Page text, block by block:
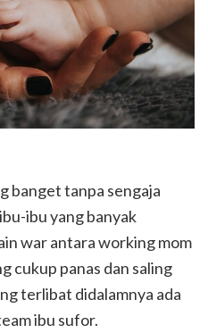
banget tanpa sengaja
ibu yang banyak
war antara working mom
cukup panas dan saling
terlibat didalamnya ada
ibu sufor.